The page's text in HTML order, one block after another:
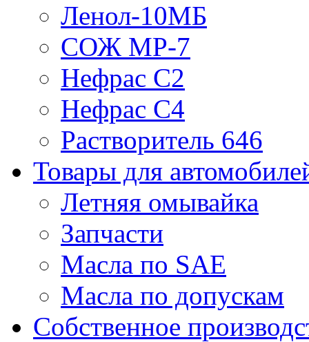
Ленол-10МБ
СОЖ МР-7
Нефрас С2
Нефрас С4
Растворитель 646
Товары для
Летняя омывайка
Запчасти
Масла по SAE
Масла по допускам
Собственное